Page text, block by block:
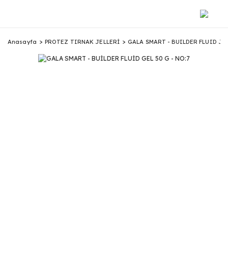
Anasayfa PROTEZ TIRNAK JELLERİ GALA SMART - BUILDER FLUID